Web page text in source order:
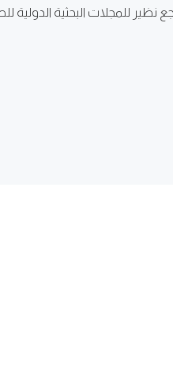
نظير للمجلات البحثية الدولية